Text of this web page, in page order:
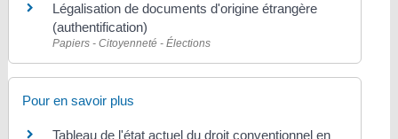
Légalisation de documents d'origine étrangère
(authentification)
Papiers - Citoyenneté - Élections
Pour en savoir plus
Tableau de l'état actuel du droit conventionnel en